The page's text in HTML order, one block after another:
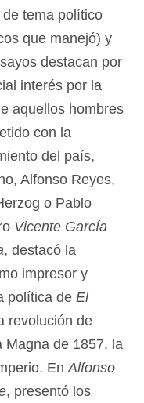
tema político
que manejó) y
destacan por
interés por la
aquellos hombres
con la
del país,
Alfonso Reyes,
o Pablo
Vicente García
, destacó la
impresor y
política de El
revolución de
Magna de 1857, la
En Alfonso
, presentó los